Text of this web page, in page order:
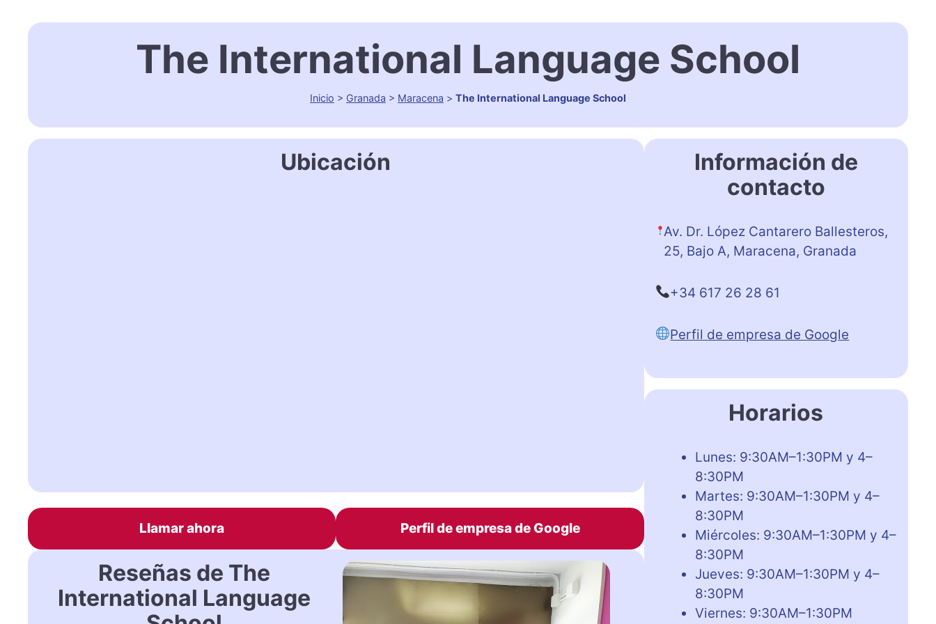
The International Language School
Inicio > Granada > Maracena > The International Language School
Ubicación
Llamar ahora Perfil de empresa de Google
Reseñas de The
International Language
Información de
contacto
Av. Dr. López Cantarero Ballesteros,
25, Bajo A, Maracena, Granada
+34 617 26 28 61
Perfil de empresa de Google
Horarios
Lunes: 9:30AM–1:30PM y 4–
8:30PM
Martes: 9:30AM–1:30PM y 4–
8:30PM
Miércoles: 9:30AM–1:30PM y 4–
8:30PM
Jueves: 9:30AM–1:30PM y 4–
8:30PM
Viernes: 9:30AM–1:30PM